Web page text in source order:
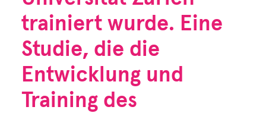
trainiert wurde. Eine
Studie, die die
Entwicklung und
Training des